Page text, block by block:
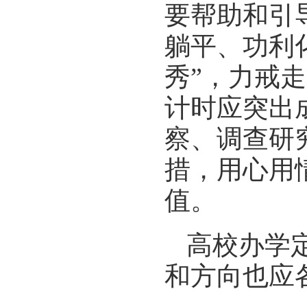
要帮助和引
躺平、功利
秀”，力戒
计时应突出
察、调查研
措，用心用
值。
高校办学
和方向也应